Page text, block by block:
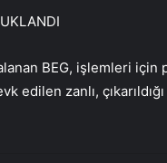
BEG, işlemleri
edilen zanlı,